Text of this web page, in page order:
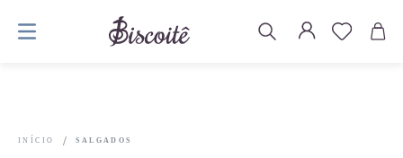
SALGADOS